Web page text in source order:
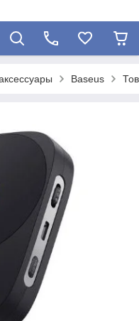
Baseus